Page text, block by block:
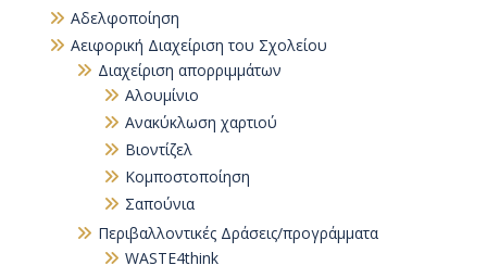
Αδελφοποίηση
Αειφορική Διαχείριση του Σχολείου
Διαχείριση απορριμμάτων
Αλουμίνιο
Ανακύκλωση χαρτιού
Βιοντίζελ
Κομποστοποίηση
Σαπούνια
Περιβαλλοντικές Δράσεις/προγράμματα
WASTE4think